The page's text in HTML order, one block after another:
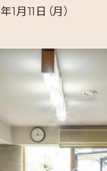
1月11日（月）